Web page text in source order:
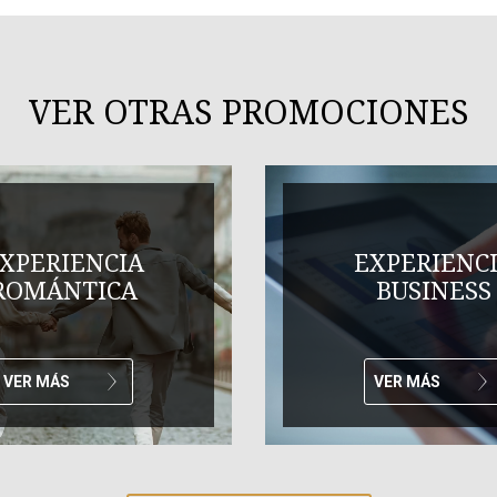
VER OTRAS PROMOCIONES
VER MÁS
BUSINESS
VER MÁS